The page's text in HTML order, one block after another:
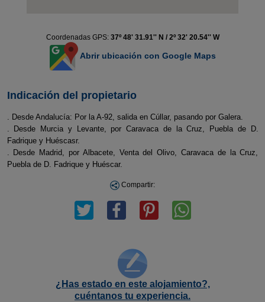
Coordenadas GPS: 37º 48' 31.91'' N / 2º 32' 20.54'' W
Abrir ubicación con Google Maps
Indicación del propietario
. Desde Andalucía: Por la A-92, salida en Cúllar, pasando por Galera.
. Desde Murcia y Levante, por Caravaca de la Cruz, Puebla de D.
Fadrique y Huéscasr.
. Desde Madrid, por Albacete, Venta del Olivo, Caravaca de la Cruz,
Puebla de D. Fadrique y Huéscar.
Compartir:
¿Has estado en este alojamiento?,
cuéntanos tu experiencia.